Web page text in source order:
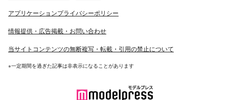
アプリケーションプライバシーポリシー
情報提供・広告掲載・お問い合わせ
当サイトコンテンツの無断複写・転載・引用の禁止について
※一定期間を過ぎた記事は非表示になることがあります